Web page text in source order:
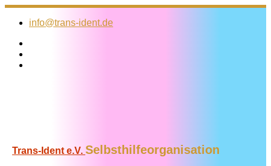
Zum
Inhalt
info@trans-ident.de
Trans-Ident e.V. Selbsthilfeorganisation